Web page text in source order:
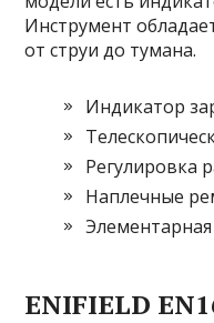
Инструмент
от струи до тумана.
Индикатор
Регулировка
Наплечные
ENIFIELD